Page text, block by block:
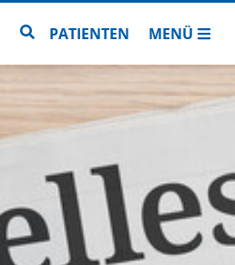
Zur Seitensuche
PATIENTEN MENÜ